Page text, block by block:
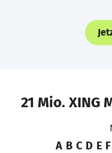
21 Mio. XING
A B C D E F